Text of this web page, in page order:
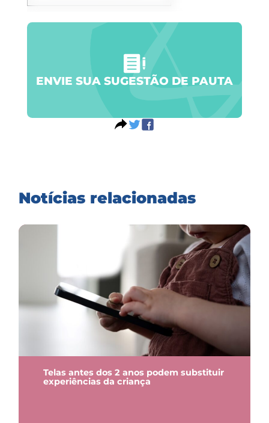
ENVIE SUA SUGESTÃO DE PAUTA
Notícias relacionadas
Telas antes dos 2 anos podem substituir
experiências da criança